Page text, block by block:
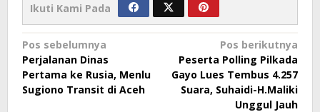
Ikuti Kami Pada
Navigasi
pos
Pos sebelumnya
Perjalanan Dinas
Pertama ke Rusia, Menlu
Sugiono Transit di Aceh
Pos berikutnya
Peserta Polling Pilkada
Gayo Lues Tembus 4.257
Suara, Suhaidi-H.Maliki
Unggul Jauh